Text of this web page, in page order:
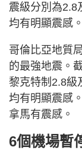
震級分別為2.8
均有明顯震感。
哥倫比亞地質
的最強地震。
黎克特制2.8級
均有明顯震感
拿馬有震感。
6個機場暫